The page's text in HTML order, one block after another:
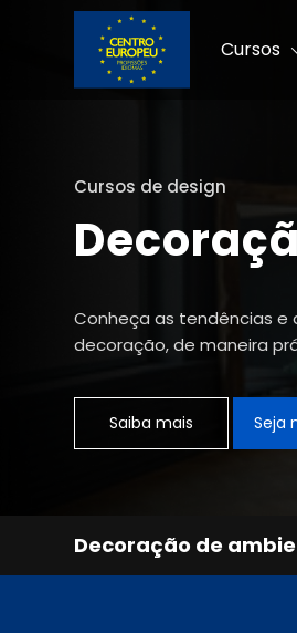
Cursos
Cursos de design
Conheça as tendências e
decoração, de maneira
Saiba mais Seja
Decoração de